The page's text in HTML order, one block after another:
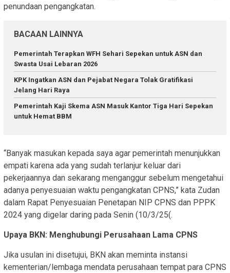
penundaan pengangkatan.
BACAAN LAINNYA
Pemerintah Terapkan WFH Sehari Sepekan untuk ASN dan
Swasta Usai Lebaran 2026
KPK Ingatkan ASN dan Pejabat Negara Tolak Gratifikasi
Jelang Hari Raya
Pemerintah Kaji Skema ASN Masuk Kantor Tiga Hari Sepekan
untuk Hemat BBM
“Banyak masukan kepada saya agar pemerintah menunjukkan
empati karena ada yang sudah terlanjur keluar dari
pekerjaannya dan sekarang menganggur sebelum mengetahui
adanya penyesuaian waktu pengangkatan CPNS,” kata Zudan
dalam Rapat Penyesuaian Penetapan NIP CPNS dan PPPK
2024 yang digelar daring pada Senin (10/3/25(.
Upaya BKN: Menghubungi Perusahaan Lama CPNS
Jika usulan ini disetujui, BKN akan meminta instansi
kementerian/lembaga mendata perusahaan tempat para CPNS